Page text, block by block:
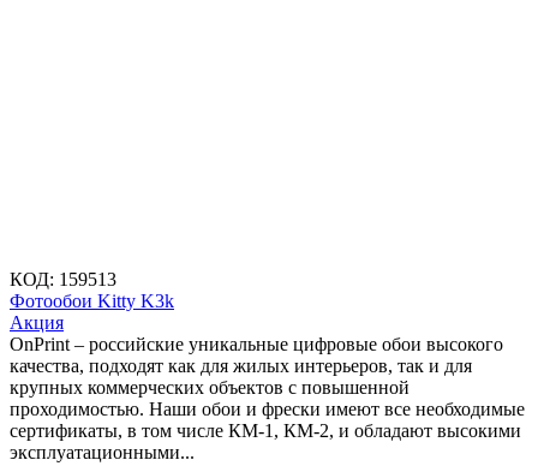
КОД: 159513
Фотообои Kitty K3k
Aкция
OnPrint – российские уникальные цифровые обои высокого
качества, подходят как для жилых интерьеров, так и для
крупных коммерческих объектов с повышенной
проходимостью. Наши обои и фрески имеют все необходимые
сертификаты, в том числе КМ-1, КМ-2, и обладают высокими
эксплуатационными...